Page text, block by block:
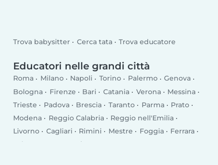
Trova babysitter Cerca tata Trova educatore
Educatori nelle grandi città
Roma Milano Napoli Torino Palermo
Genova
Bologna
Firenze Bari Catania Verona
Messina
Trieste
Padova Brescia Taranto Parma
Prato
Modena
Reggio Calabria
Reggio nell'Emilia
Livorno
Cagliari Rimini Mestre Foggia
Ferrara
Salerno
Siracusa